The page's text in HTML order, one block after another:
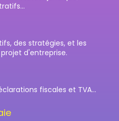
des stratégies, et les
d'entreprise.
fiscales et TVA...